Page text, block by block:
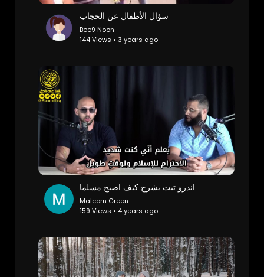
سؤال الأطفال عن الحجاب
Bee9 Noon
144 Views • 3 years ago
اندرو تيت يشرح كيف اصبح مسلما
Malcom Green
159 Views • 4 years ago